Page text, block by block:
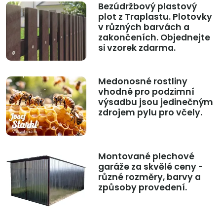
Bezúdržbový plastový
plot z Traplastu. Plotovky
v různých barvách a
zakončeních. Objednejte
si vzorek zdarma.
Medonosné rostliny
vhodné pro podzimní
výsadbu jsou jedinečným
zdrojem pylu pro včely.
Montované plechové
garáže za skvělé ceny -
různé rozměry, barvy a
způsoby provedení.